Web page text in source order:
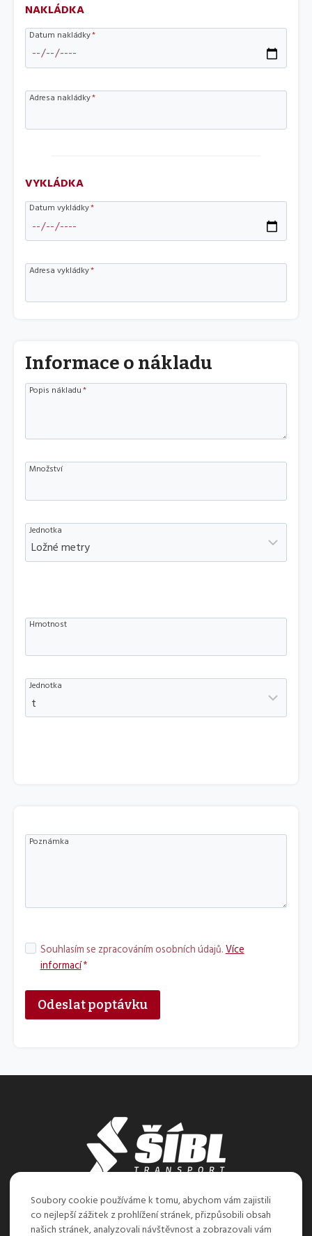
NAKLÁDKA
Datum nakládky*
Adresa nakládky*
VYKLÁDKA
Datum vykládky*
Adresa vykládky*
Informace o nákladu
Popis nákladu*
Množství
Jednotka
Hmotnost
Jednotka
Poznámka
S
l
s
c
Souhlasím se zpracováním osobních údajů.Více
informací*
Odeslat poptávku
Úvod Destinace Služby Dokumenty
Soubory cookie používáme k tomu, abychom vám zajistili
co nejlepší zážitek z prohlížení stránek, přizpůsobili obsah
našich stránek, analyzovali návštěvnost a zobrazovali vám